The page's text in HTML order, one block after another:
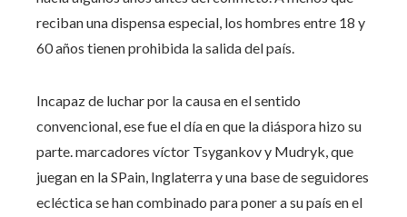
reciban una dispensa especial, los hombres entre 18 y
60 años tienen prohibida la salida del país.
Incapaz de luchar por la causa en el sentido
convencional, ese fue el día en que la diáspora hizo su
parte. marcadores víctor Tsygankov y Mudryk, que
juegan en la SPain, Inglaterra y una base de seguidores
ecléctica se han combinado para poner a su país en el